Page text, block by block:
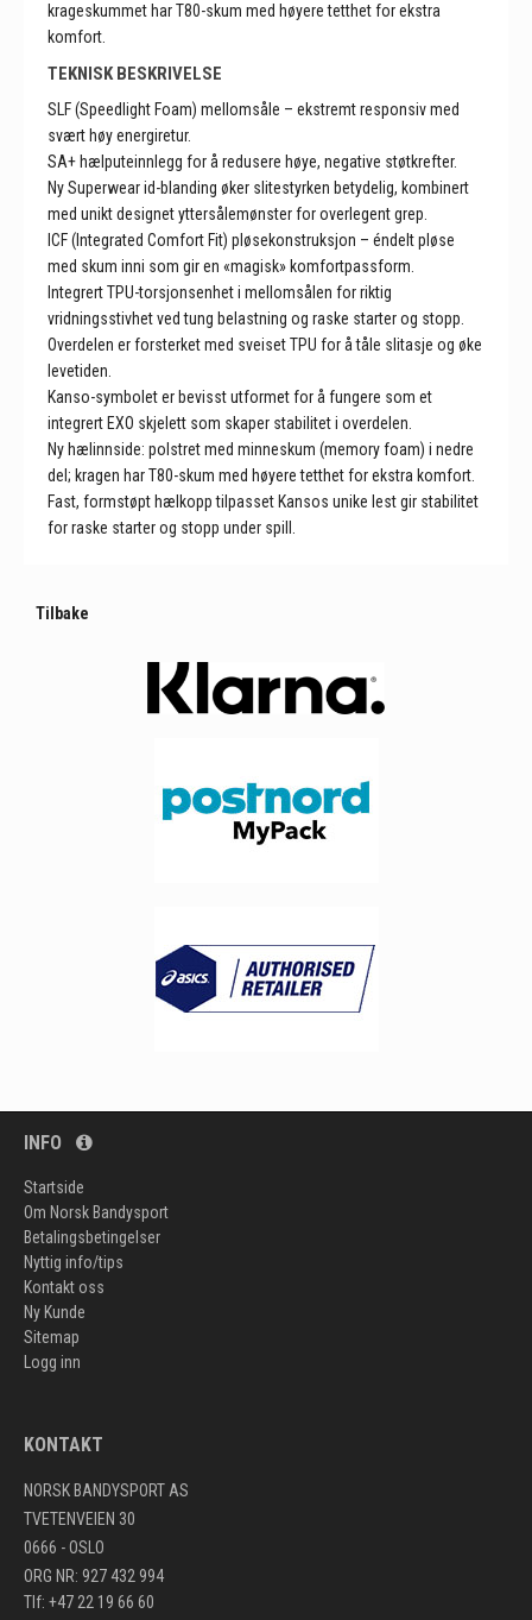
krageskummet har T80-skum med høyere tetthet for ekstra
komfort.
TEKNISK BESKRIVELSE
SLF (Speedlight Foam) mellomsåle – ekstremt responsiv med
svært høy energiretur.
SA+ hælputeinnlegg for å redusere høye, negative støtkrefter.
Ny Superwear id-blanding øker slitestyrken betydelig, kombinert
med unikt designet yttersålemønster for overlegent grep.
ICF (Integrated Comfort Fit) pløsekonstruksjon – éndelt pløse
med skum inni som gir en «magisk» komfortpassform.
Integrert TPU-torsjonsenhet i mellomsålen for riktig
vridningsstivhet ved tung belastning og raske starter og stopp.
Overdelen er forsterket med sveiset TPU for å tåle slitasje og øke
levetiden.
Kanso-symbolet er bevisst utformet for å fungere som et
integrert EXO skjelett som skaper stabilitet i overdelen.
Ny hælinnside: polstret med minneskum (memory foam) i nedre
del; kragen har T80-skum med høyere tetthet for ekstra komfort.
Fast, formstøpt hælkopp tilpasset Kansos unike lest gir stabilitet
for raske starter og stopp under spill.
Tilbake
INFO
Startside
Om Norsk Bandysport
Betalingsbetingelser
Nyttig info/tips
Kontakt oss
Ny Kunde
Sitemap
Logg inn
KONTAKT
NORSK BANDYSPORT AS
TVETENVEIEN 30
0666 - OSLO
ORG NR: 927 432 994
Tlf: +47 22 19 66 60